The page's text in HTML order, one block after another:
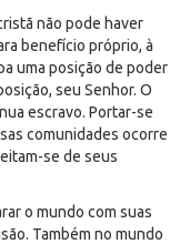
não pode haver
benefício próprio, à
uma posição de poder
seu Senhor. O
escravo. Portar-se
comunidades ocorre
se de seus
o mundo com suas
Também no mundo